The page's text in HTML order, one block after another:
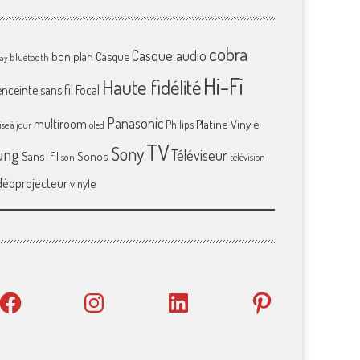
bluetooth bon plan CasqueCasque audio cobra
sans fil Focal Haute fidélitéHi-Fi
à jour multiroom oled Panasonic Philips Platine Vinyle
Sans-fil son Sonos SonyTVTéléviseur télévision
vinyle
Instagram LinkedIn Pinterest